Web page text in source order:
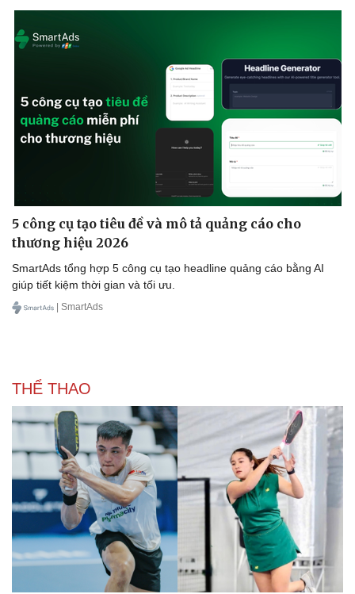
Văn hóa
Sân khấu - Điện ảnh
Văn học
Âm nhạc
Giải trí
Thời trang
Sao Việt
5 công cụ tạo tiêu đề và mô tả quảng cáo cho
thương hiệu 2026
SmartAds tổng hợp 5 công cụ tạo headline quảng cáo bằng AI
giúp tiết kiệm thời gian và tối ưu.
| SmartAds
THỂ THAO